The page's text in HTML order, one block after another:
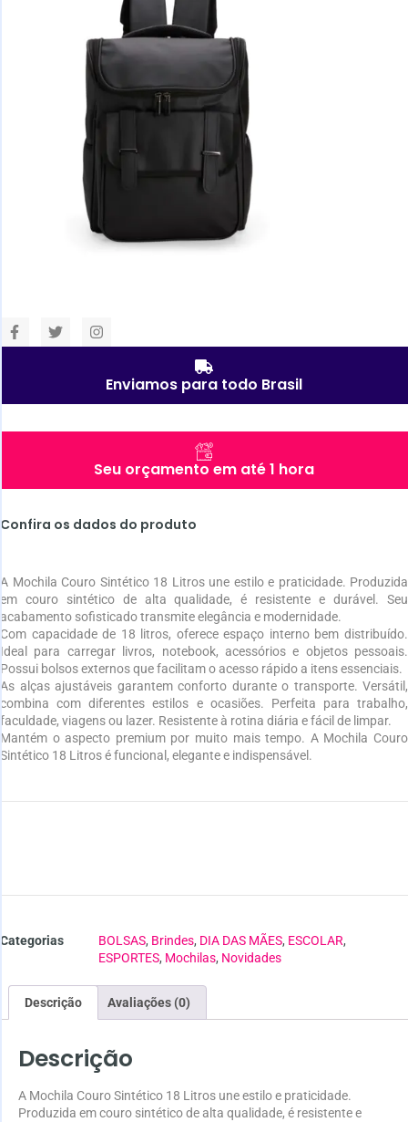
Enviamos para todo Brasil
Seu orçamento em até 1 hora
Confira os dados do produto
A Mochila Couro Sintético 18 Litros une estilo e praticidade. Produzida
em couro sintético de alta qualidade, é resistente e durável. Seu
acabamento sofisticado transmite elegância e modernidade.
Com capacidade de 18 litros, oferece espaço interno bem distribuído.
Ideal para carregar livros, notebook, acessórios e objetos pessoais.
Possui bolsos externos que facilitam o acesso rápido a itens essenciais.
As alças ajustáveis garantem conforto durante o transporte. Versátil,
combina com diferentes estilos e ocasiões. Perfeita para trabalho,
faculdade, viagens ou lazer. Resistente à rotina diária e fácil de limpar.
Mantém o aspecto premium por muito mais tempo. A Mochila Couro
Sintético 18 Litros é funcional, elegante e indispensável.
Categorias BOLSAS, Brindes, DIA DAS MÃES, ESCOLAR,
ESPORTES, Mochilas, Novidades
Descrição Avaliações (0)
Descrição
A Mochila Couro Sintético 18 Litros une estilo e praticidade.
Produzida em couro sintético de alta qualidade, é resistente e